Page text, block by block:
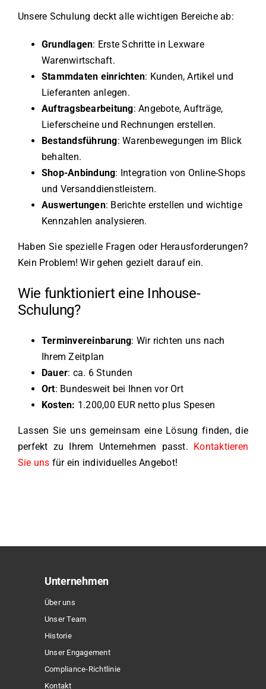
Unsere Schulung deckt alle wichtigen Bereiche ab:
Grundlagen: Erste Schritte in Lexware
Warenwirtschaft.
Stammdaten einrichten: Kunden, Artikel und
Lieferanten anlegen.
Auftragsbearbeitung: Angebote, Aufträge,
Lieferscheine und Rechnungen erstellen.
Bestandsführung: Warenbewegungen im Blick
behalten.
Shop-Anbindung: Integration von Online-Shops
und Versanddienstleistern.
Auswertungen: Berichte erstellen und wichtige
Kennzahlen analysieren.
Haben Sie spezielle Fragen oder Herausforderungen?
Kein Problem! Wir gehen gezielt darauf ein.
Wie funktioniert eine Inhouse-
Schulung?
Terminvereinbarung: Wir richten uns nach
Ihrem Zeitplan
Dauer: ca. 6 Stunden
Ort: Bundesweit bei Ihnen vor Ort
Kosten: 1.200,00 EUR netto plus Spesen
Lassen Sie uns gemeinsam eine Lösung finden, die
perfekt zu Ihrem Unternehmen passt. Kontaktieren
Sie uns für ein individuelles Angebot!
Unternehmen
Über uns
Unser Team
Historie
Unser Engagement
Compliance-Richtlinie
Kontakt